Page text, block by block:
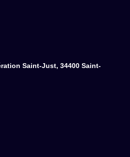
Saint-Just, 34400 Saint-